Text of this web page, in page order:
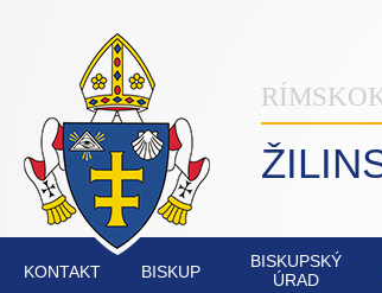
KONTAKT BISKUP
BISKUPSKÝ
ÚRAD